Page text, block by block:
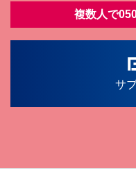
複数人で
サ